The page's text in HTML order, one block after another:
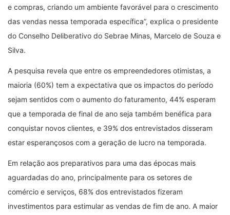
e compras, criando um ambiente favorável para o crescimento
das vendas nessa temporada específica”, explica o presidente
do Conselho Deliberativo do Sebrae Minas, Marcelo de Souza e
Silva.
A pesquisa revela que entre os empreendedores otimistas, a
maioria (60%) tem a expectativa que os impactos do período
sejam sentidos com o aumento do faturamento, 44% esperam
que a temporada de final de ano seja também benéfica para
conquistar novos clientes, e 39% dos entrevistados disseram
estar esperançosos com a geração de lucro na temporada.
Em relação aos preparativos para uma das épocas mais
aguardadas do ano, principalmente para os setores de
comércio e serviços, 68% dos entrevistados fizeram
investimentos para estimular as vendas de fim de ano. A maior